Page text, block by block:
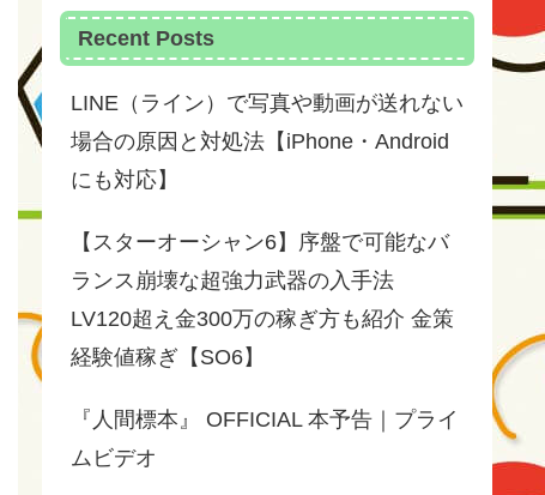
Recent Posts
LINE（ライン）で写真や動画が送れない
場合の原因と対処法【iPhone・Android
にも対応】
【スターオーシャン6】序盤で可能なバ
ランス崩壊な超強力武器の入手法
LV120超え金300万の稼ぎ方も紹介 金策
経験値稼ぎ【SO6】
『人間標本』 OFFICIAL 本予告｜プライ
ムビデオ